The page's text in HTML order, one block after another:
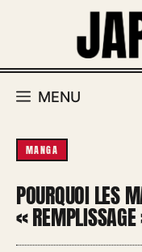
MENU
MANGA
POURQUOI LES
«